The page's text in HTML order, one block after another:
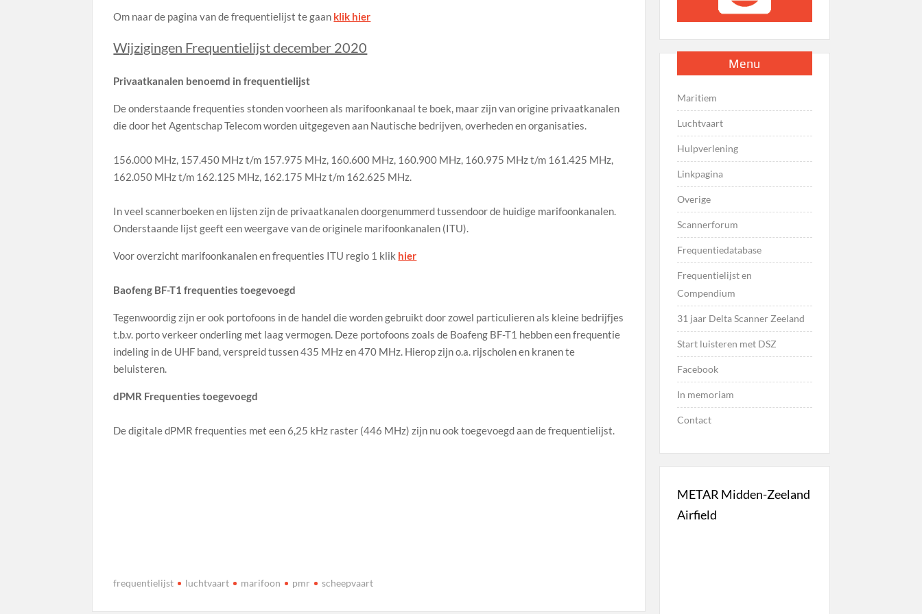
Om naar de pagina van de frequentielijst te gaan klik hier
Wijzigingen Frequentielijst december 2020
Privaatkanalen benoemd in frequentielijst
De onderstaande frequenties stonden voorheen als marifoonkanaal te boek, maar zijn van origine privaatkanalen
die door het Agentschap Telecom worden uitgegeven aan Nautische bedrijven, overheden en organisaties.
156.000 MHz, 157.450 MHz t/m 157.975 MHz, 160.600 MHz, 160.900 MHz, 160.975 MHz t/m 161.425 MHz,
162.050 MHz t/m 162.125 MHz, 162.175 MHz t/m 162.625 MHz.
In veel scannerboeken en lijsten zijn de privaatkanalen doorgenummerd tussendoor de huidige marifoonkanalen.
Onderstaande lijst geeft een weergave van de originele marifoonkanalen (ITU).
Voor overzicht marifoonkanalen en frequenties ITU regio 1 klik hier
Baofeng BF-T1 frequenties toegevoegd
Tegenwoordig zijn er ook portofoons in de handel die worden gebruikt door zowel particulieren als kleine bedrijfjes
t.b.v. porto verkeer onderling met laag vermogen. Deze portofoons zoals de Boafeng BF-T1 hebben een frequentie
indeling in de UHF band, verspreid tussen 435 MHz en 470 MHz. Hierop zijn o.a. rijscholen en kranen te
beluisteren.
dPMR Frequenties toegevoegd
De digitale dPMR frequenties met een 6,25 kHz raster (446 MHz) zijn nu ook toegevoegd aan de frequentielijst.
frequentielijst luchtvaart marifoon pmr scheepvaart
Menu
Maritiem
Luchtvaart
Hulpverlening
Linkpagina
Overige
Scannerforum
Frequentiedatabase
Frequentielijst en
Compendium
31 jaar Delta Scanner Zeeland
Start luisteren met DSZ
Facebook
In memoriam
Contact
METAR Midden-Zeeland
Airfield